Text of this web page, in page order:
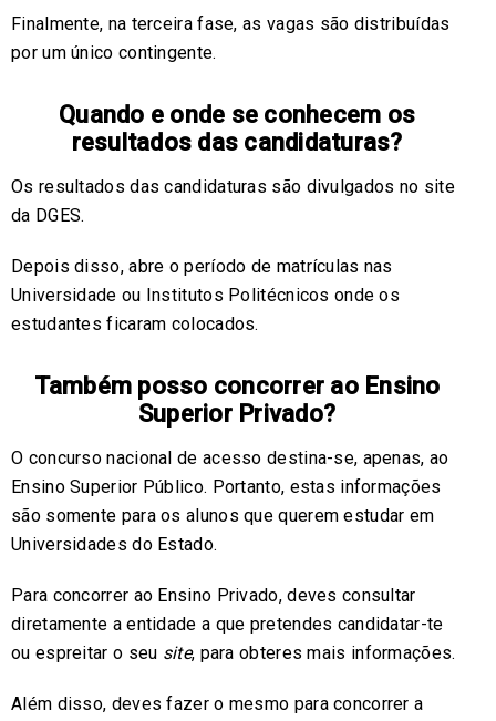
Finalmente, na terceira fase, as vagas são distribuídas
por um único contingente.
Quando e onde se conhecem os
resultados das candidaturas?
Os resultados das candidaturas são divulgados no site
da DGES.
Depois disso, abre o período de matrículas nas
Universidade ou Institutos Politécnicos onde os
estudantes ficaram colocados.
Também posso concorrer ao Ensino
Superior Privado?
O concurso nacional de acesso destina-se, apenas, ao
Ensino Superior Público. Portanto, estas informações
são somente para os alunos que querem estudar em
Universidades do Estado.
Para concorrer ao Ensino Privado, deves consultar
diretamente a entidade a que pretendes candidatar-te
ou espreitar o seu site, para obteres mais informações.
Além disso, deves fazer o mesmo para concorrer a